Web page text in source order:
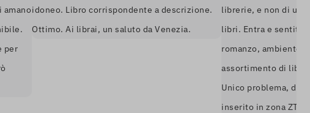
idoneo. Libro corrispondente a descrizione.
Ottimo. Ai librai, un saluto da Venezia.
librerie, e non di una
libri. Entra e sentiti come
romanzo, ambiente soft
assortimento di libri anche
Unico problema, devi
inserito in zona ZTL.